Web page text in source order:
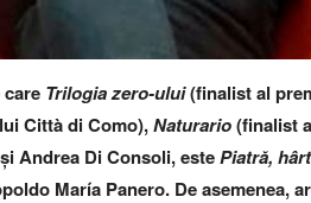
Trilogia zero-ului(finalist al
Città di Como),Naturario(finalist
Andrea Di Consoli, estePiatră,
María Panero. De asemenea,